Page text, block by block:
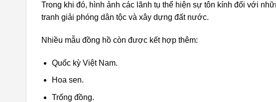
Trong khi đó, hình ảnh các lãnh tụ thể hiện sự tôn kính đối với
tranh giải phóng dân tộc và xây dựng đất nước.
Nhiều mẫu đồng hồ còn được kết hợp thêm:
Quốc kỳ Việt Nam.
Hoa sen.
Trống đồng.